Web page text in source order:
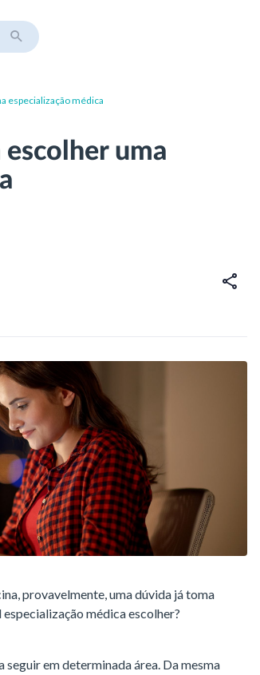
especialização médica
escolher uma
provavelmente, uma dúvida já toma
médica escolher?
em determinada área. Da mesma